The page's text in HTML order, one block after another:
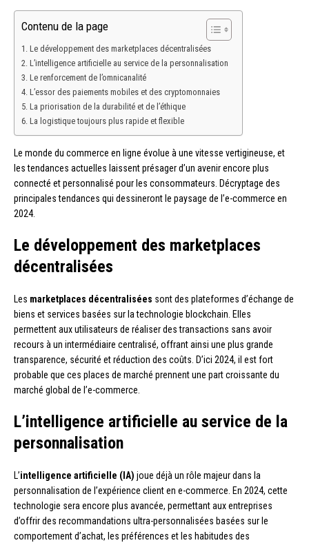
Contenu de la page
Le développement des marketplaces décentralisées
L’intelligence artificielle au service de la personnalisation
Le renforcement de l’omnicanalité
L’essor des paiements mobiles et des cryptomonnaies
La priorisation de la durabilité et de l’éthique
La logistique toujours plus rapide et flexible
Le monde du commerce en ligne évolue à une vitesse vertigineuse, et
les tendances actuelles laissent présager d’un avenir encore plus
connecté et personnalisé pour les consommateurs. Décryptage des
principales tendances qui dessineront le paysage de l’e-commerce en
2024.
Le développement des marketplaces
décentralisées
Les marketplaces décentralisées sont des plateformes d’échange de
biens et services basées sur la technologie blockchain. Elles
permettent aux utilisateurs de réaliser des transactions sans avoir
recours à un intermédiaire centralisé, offrant ainsi une plus grande
transparence, sécurité et réduction des coûts. D’ici 2024, il est fort
probable que ces places de marché prennent une part croissante du
marché global de l’e-commerce.
L’intelligence artificielle au service de la
personnalisation
L’intelligence artificielle (IA) joue déjà un rôle majeur dans la
personnalisation de l’expérience client en e-commerce. En 2024, cette
technologie sera encore plus avancée, permettant aux entreprises
d’offrir des recommandations ultra-personnalisées basées sur le
comportement d’achat, les préférences et les habitudes des